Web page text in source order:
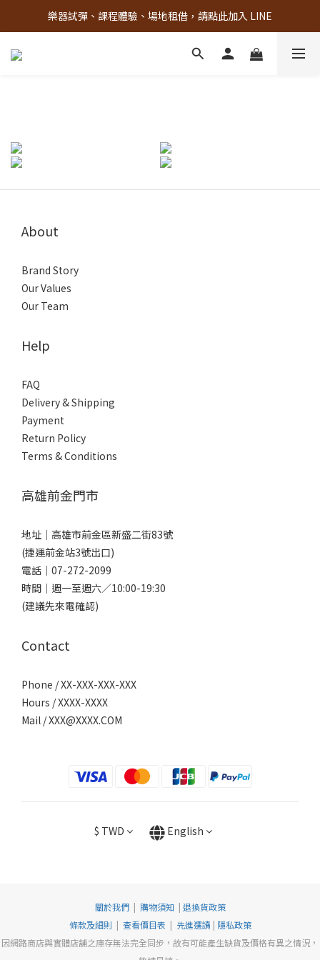
古亭門市 + 先進音樂教室週末假日皆有營業
樂器試彈、課程體驗、場地租借，請點此加入 LINE
古亭門市 + 先進音樂教室週末假日皆有營業
About
Brand Story
Our Values
Our Team
Help
FAQ
Delivery & Shipping
Payment
Return Policy
Terms & Conditions
高雄前金門市
地址｜ 高雄市前金區新盛二街83號
(捷運前金站3號出口)
電話｜ 07-272-2099
時間｜週一至週六／10:00-19:30
(建議先來電確認)
Contact
Phone / XX-XXX-XXX-XXX
Hours / XXXX-XXXX
Mail /XXX@XXXX.COM
$ TWD English
關於我們| 購物須知 | 退換貨政策
條款及細則 | 查看價目表 | 先進選讀 | 隱私政策
因網路商店與實體店舖之庫存無法完全同步，故有可能產生缺貨及價格有異之情況，